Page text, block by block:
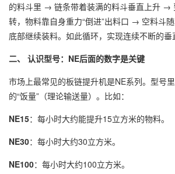
的料斗里 → 链条带着装满的料斗垂直上升 →
转，物料靠自身重力“倒进”出料口 → 空料斗
底部继续装料。如此循环，实现连续不断的垂
二、 认识型号：NE后面的数字是关键
市场上最常见的板链提升机是NE系列。型号
的“饭量”（理论输送量）。比如：
NE15：每小时大约能提升15立方米的物料。
NE30：每小时大约30立方米。
NE100：每小时大约100立方米。